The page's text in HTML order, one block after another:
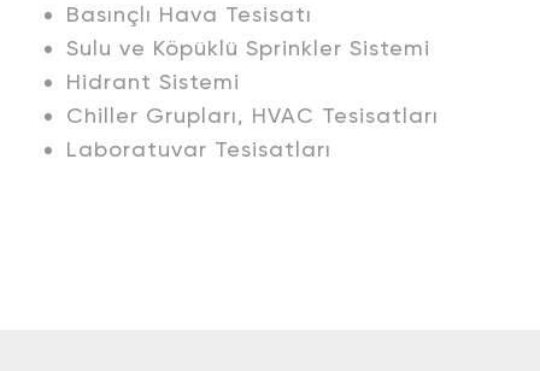
Basınçlı Hava Tesisatı
Sulu ve Köpüklü Sprinkler Sistemi
Hidrant Sistemi
Chiller Grupları, HVAC Tesisatları
Laboratuvar Tesisatları